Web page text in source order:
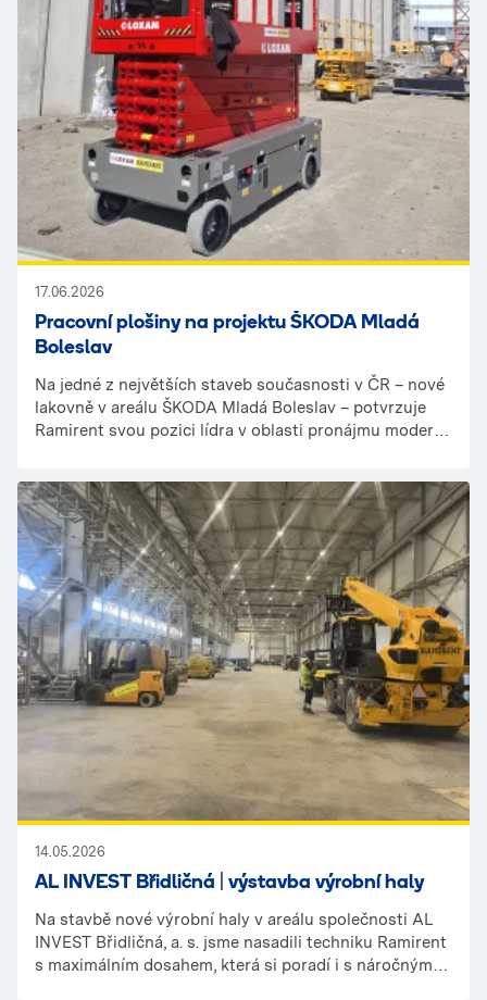
17.06.2026
Pracovní plošiny na projektu ŠKODA Mladá
Boleslav
Na jedné z největších staveb současnosti v ČR – nové
lakovně v areálu ŠKODA Mladá Boleslav – potvrzuje
Ramirent svou pozici lídra v oblasti pronájmu moderní
14.05.2026
AL INVEST Břidličná | výstavba výrobní haly
Na stavbě nové výrobní haly v areálu společnosti AL
INVEST Břidličná, a. s. jsme nasadili techniku Ramirent
s maximálním dosahem, která si poradí i s náročnými